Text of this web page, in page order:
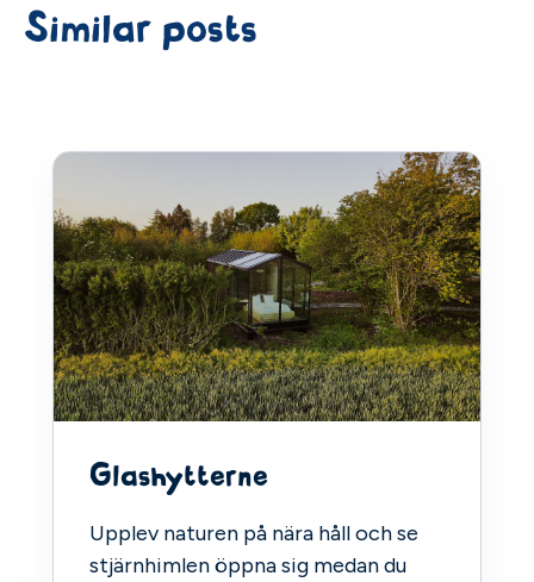
Similar posts
Glashytterne
Upplev naturen på nära håll och se
stjärnhimlen öppna sig medan du